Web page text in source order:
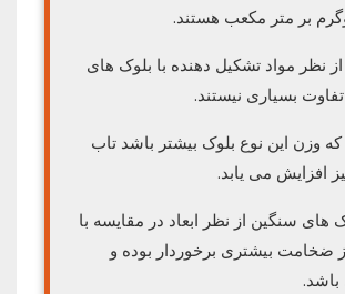
نظر مواد تشکیل دهنده با بلوک های
بسیاری نیستند.
که وزن این نوع بلوک بیشتر باشد تاب
افزایش می یابد.
های سنگین از نظر ابعاد در مقایسه با
ضخامت بیشتری برخوردار بوده و